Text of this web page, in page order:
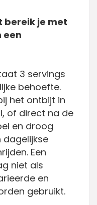
bereik je met
een
3 servings
behoefte.
het ontbijt in
of direct na de
en droog
dagelijkse
Een
niet als
en
gebruikt.